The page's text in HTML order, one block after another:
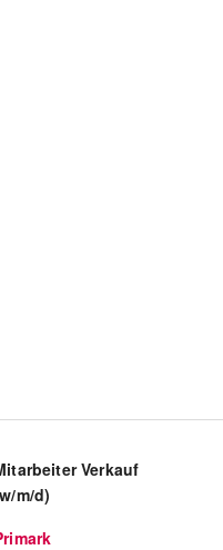
Verkauf
m/d)